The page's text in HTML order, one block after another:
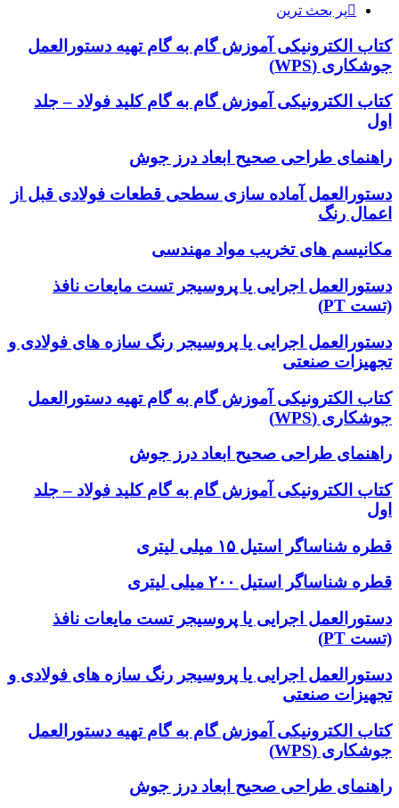
پر بحث ترین
کتاب الکترونیکی آموزش گام به گام تهیه دستورالعمل
جوشکاری (WPS)
کتاب الکترونیکی آموزش گام به گام کلید فولاد – جلد
اول
راهنمای طراحی صحیح ابعاد درز جوش
دستورالعمل آماده سازی سطحی قطعات فولادی قبل از
اعمال رنگ
مکانیسم های تخریب مواد مهندسی
دستورالعمل اجرایی یا پروسیجر تست مایعات نافذ
(تست PT)
دستورالعمل اجرایی یا پروسیجر رنگ سازه های فولادی و
تجهیزات صنعتی
کتاب الکترونیکی آموزش گام به گام تهیه دستورالعمل
جوشکاری (WPS)
راهنمای طراحی صحیح ابعاد درز جوش
کتاب الکترونیکی آموزش گام به گام کلید فولاد – جلد
اول
قطره شناساگر استیل ۱۵ میلی لیتری
قطره شناساگر استیل ۲۰۰ میلی لیتری
دستورالعمل اجرایی یا پروسیجر تست مایعات نافذ
(تست PT)
دستورالعمل اجرایی یا پروسیجر رنگ سازه های فولادی و
تجهیزات صنعتی
کتاب الکترونیکی آموزش گام به گام تهیه دستورالعمل
جوشکاری (WPS)
راهنمای طراحی صحیح ابعاد درز جوش